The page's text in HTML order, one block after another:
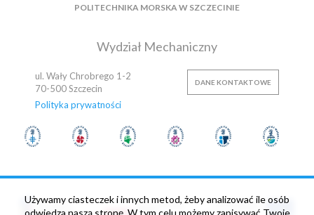
OSIEDLE AKADEMICKIE PŁYWALNIA KLUB AZS
POLITECHNIKA MORSKA W SZCZECINIE
Wydział Mechaniczny
ul. Wały Chrobrego 1-2
70-500Szczecin
Polityka prywatności
DANE KONTAKTOWE
Używamy ciasteczek i innych metod, żeby analizować ile osób
odwiedza naszą stronę. W tym celu możemy zapisywać Twoje